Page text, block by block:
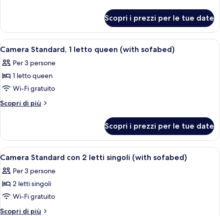
letto
queen
(Extra
bed
possibility)
Standard,
letto
(Extra
bed
Scopri i prezzi per le tue date
Apri
tutte
le
foto
per
Camera
letto
queen
(with
sofabed)
Biancheria da letto ipoallergenica,
6
Camera Standard, 1 letto queen (with sofabed)
Per 3 persone
1 letto queen
Wi-Fi gratuito
Scopri di più
Altri
Standard,
letto
(with
sofabed)
Scopri i prezzi per le tue date
Apri
tutte
le
foto
per
Camera
Una camera d'albergo con due letti,
6
Camera Standard con 2 letti singoli (with sofabed)
Per 3 persone
2 letti singoli
Wi-Fi gratuito
Scopri di più
Altri